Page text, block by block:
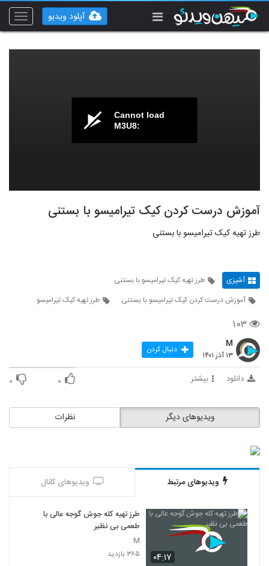
Toggle
آپلود ویدیو
Cannot load
M3U8:
آموزش درست کردن کیک تیرامیسو با بستنی
طرز تهیه کیک تیرامیسو با بستنی
آشپزی
طرز تهیه کیک تیرامیسو با بستنی
آموزش درست کردن کیک تیرامیسو با بستنی
طرز تهیه کیک تیرامیسو
۱۰۳
M
۱۳ آذر ۱۴۰۱ دنبال کردن
دانلود بیشتر ۰ ۰
نظرات ویدیوهای دیگر
ویدیوهای مرتبط ویدیوهای کانال
۰۴:۱۷
طرز تهیه کله جوش گوجه عالی با
طعمی بی نظیر
M
۳۸۵ بازدید